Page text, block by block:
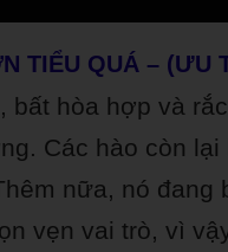
TIỂU QUÁ – (ƯU
bất hòa hợp và
Các hào còn
nữa, nó đang
vẹn vai trò, vì